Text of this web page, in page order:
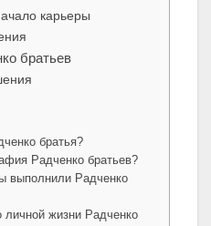
карьеры
братьев
братья?
Радченко братьев?
выполнили Радченко
личной жизни Радченко